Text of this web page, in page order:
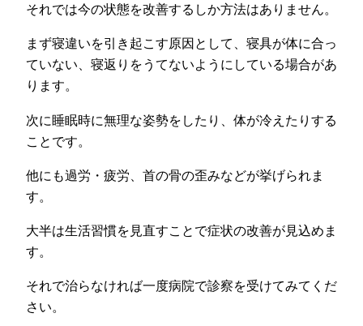
それでは今の状態を改善するしか方法はありません。
まず寝違いを引き起こす原因として、寝具が体に合っ
ていない、寝返りをうてないようにしている場合があ
ります。
次に睡眠時に無理な姿勢をしたり、体が冷えたりする
ことです。
他にも過労・疲労、首の骨の歪みなどが挙げられま
す。
大半は生活習慣を見直すことで症状の改善が見込めま
す。
それで治らなければ一度病院で診察を受けてみてくだ
さい。